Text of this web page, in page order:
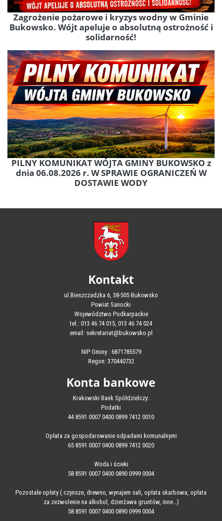
Zagrożenie pożarowe i kryzys wodny w Gminie
Bukowsko. Wójt apeluje o absolutną ostrożność i
solidarność!
PILNY KOMUNIKAT WÓJTA GMINY BUKOWSKO z
dnia 06.08.2026 r. W SPRAWIE OGRANICZEŃ W
DOSTAWIE WODY
Kontakt
ul.Bieszczadzka 6, 38-505 Bukowsko
Powiat Sanocki
Województwo Podkarpackie
tel.: 013 46 74 015, 013 46 74 024
email: sekretariat@bukowsko.pl
NIP Gminy : 6871785579
Regon: 370440732
Konta bankowe
Krakowski Bank Spółdzielczy:
Podatki
44 8591 0007 0400 0899 7412 0010
Opłata za gospodarowanie odpadami komunalnymi
65 8591 0007 0400 0899 7412 0020
Woda i ścieki
58 8591 0007 0400 0890 0999 0004
Pozostałe opłaty ( czynsze, drewno, wynajem sali, opłata skarbowa, opłata
za zezwolenie na alkohol, dzierżawa gruntów, inne…)
58 8591 0007 0400 0890 0999 0004